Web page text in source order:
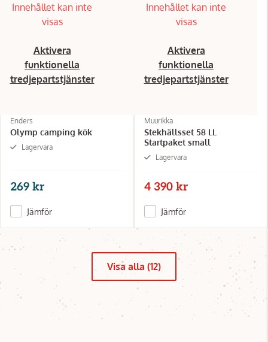
Innehållet kan inte
visas
Aktivera
funktionella
tredjepartstjänster
Enders
Olymp camping kök
Lagervara
269 kr
Jämför
Innehållet kan inte
visas
Aktivera
funktionella
tredjepartstjänster
Muurikka
Stekhällsset 58 LL
Startpaket small
Lagervara
4 390 kr
Jämför
Visa alla (12)